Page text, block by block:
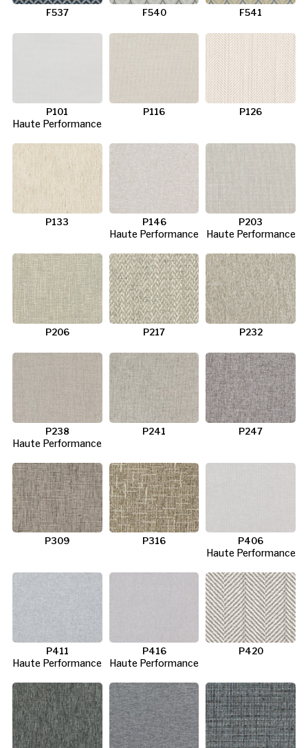
F537 F540 F541
P101
Haute Performance
P116 P126
P133
P146
Haute Performance
P203
Haute Performance
P206 P217 P232
P238
Haute Performance
P241 P247
P309 P316
P406
Haute Performance
P411
Haute Performance
P416
Haute Performance
P420